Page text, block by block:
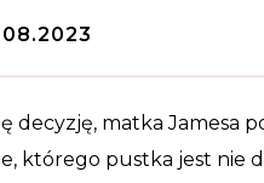
decyzję, matka Jamesa
którego pustka jest nie